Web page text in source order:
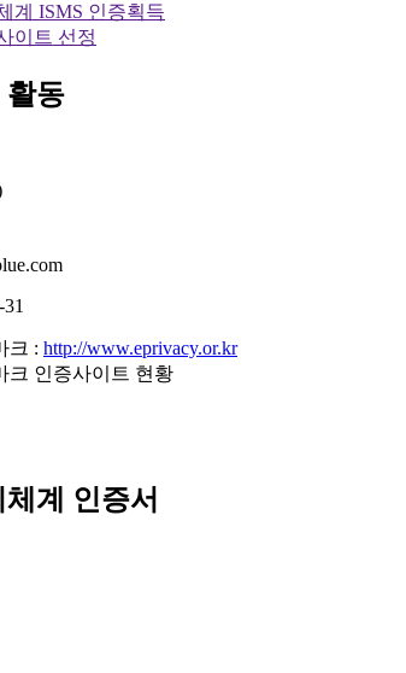
계 ISMS 인증획득
이트 선정
활동
크 : http://www.eprivacy.or.kr
크 인증사이트 현황
계 인증서